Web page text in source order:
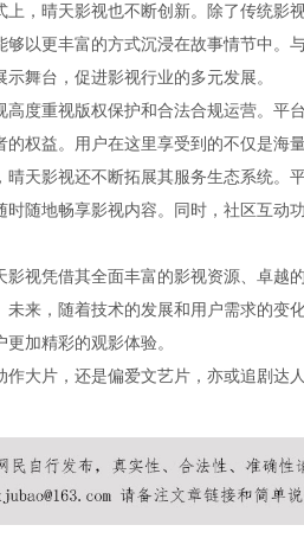
上，晴天影视也不断创新。除了传统影
够以更丰富的方式沉浸在故事情节中。
舞台，促进影视行业的多元发展。
高度重视版权保护和合法合规运营。平
的权益。用户在这里享受到的不仅是海
晴天影视还不断拓展其服务生态系统。
时随地畅享影视内容。同时，社区互动
影视凭借其全面丰富的影视资源、卓越
未来，随着技术的发展和用户需求的变
加精彩的观影体验。
作大片，还是偏爱文艺片，亦或追剧达